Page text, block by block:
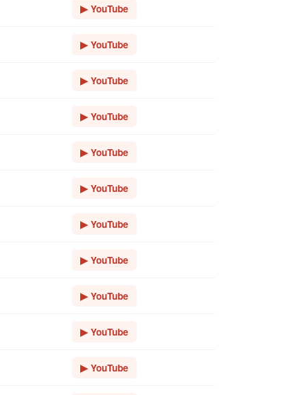
▶ YouTube
▶ YouTube
▶ YouTube
▶ YouTube
▶ YouTube
▶ YouTube
▶ YouTube
▶ YouTube
▶ YouTube
▶ YouTube
▶ YouTube